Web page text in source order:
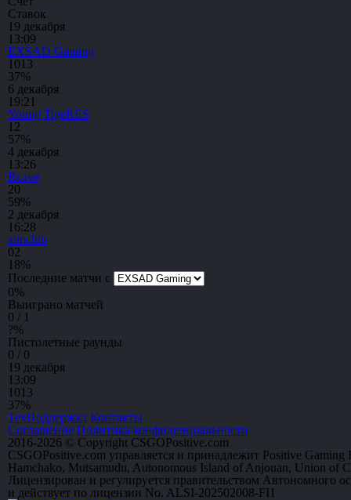
Ставок
19 декабря
13:09
EXSAD Gaming
1013
37%
6 декабря
19:21
Young TigeRES
1 2
57%
4 декабря
13:26
Rcave
20
59%
2 декабря
16:28
aimclub
02
18%
Последние матчи с
0%
Выиграно матчей
0 / 1
?%
Пистолетные раунды
0 / 0
19 декабря
13:09
1013
37%
ТехПоддержка Контакты
Соглашение Политика конфиденциальности
2016-2026 © Copyright CSGOPositive.com
CSGOPositive.com управляется и принадлежит Positive Gaming
Hamchako, Mutsamudu, Autonomous Island of Anjouan, Union of
Лицензирован и регулируется правительством Автономного
и действует по лицензии No. ALSI-202502008-FI1